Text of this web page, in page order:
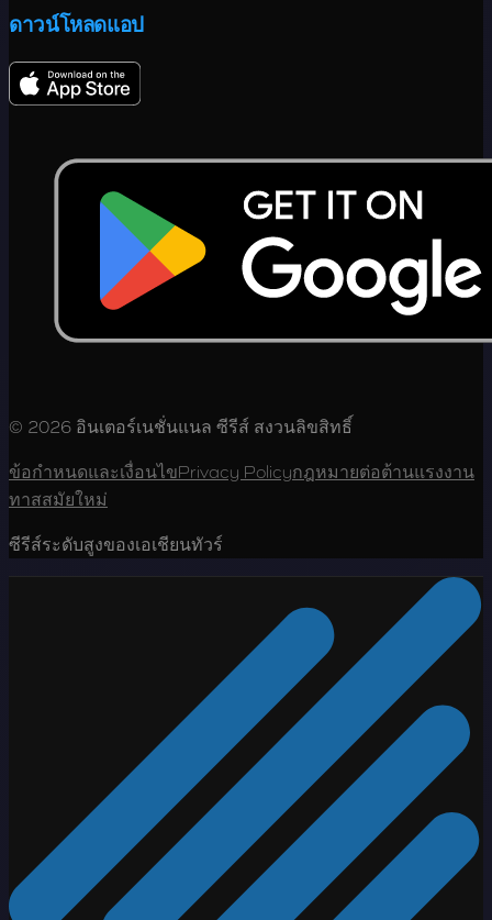
ดาวน์โหลดแอป
© 2026 อินเตอร์เนชั่นแนล ซีรีส์ สงวนลิขสิทธิ์
ข้อกำหนดและเงื่อนไขPrivacy Policyกฎหมายต่อต้านแรงงาน
ทาสสมัยใหม่
ซีรีส์ระดับสูงของเอเชียนทัวร์